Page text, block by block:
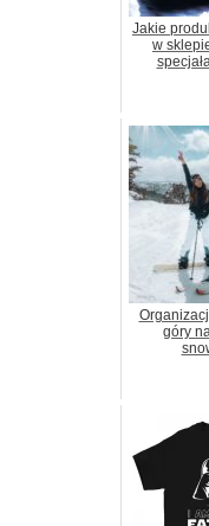
Jakie
w
góry